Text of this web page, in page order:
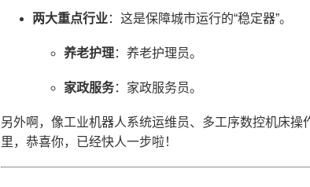
两大重点行业：这是保障城市运行的“稳定器”。
养老护理：养老护理员。
家政服务：家政服务员。
另外啊，像工业机器人系统运维员、多工序数控机床
里，恭喜你，已经快人一步啦！